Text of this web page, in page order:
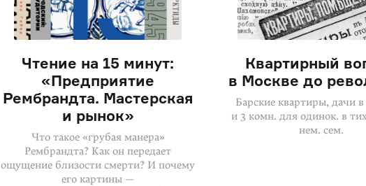
Чтение на 15 минут:
«Предприятие
Рембрандта. Мастерская
и рынок»
Что такое «грубая манера»
Рембрандта? Как он передает
ощущение близости смерти? И почему
его картины —
Квартирный
в Москве до
Барские квартиры, дачи
и 3 комн. для одинок. в
нем. сем.